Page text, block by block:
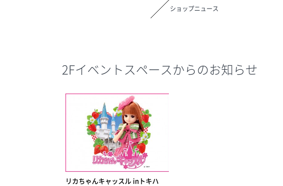
ショップニュース
2Fイベントスペースからのお知らせ
リカちゃんキャッスル inトキハ